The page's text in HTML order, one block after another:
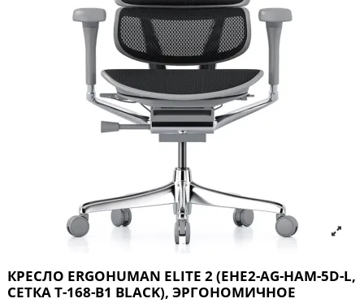
КРЕСЛО ERGOHUMAN ELITE 2 (EHE2-AG-HAM-5D-L,
СЕТКА T-168-B1 BLACK), ЭРГОНОМИЧНОЕ